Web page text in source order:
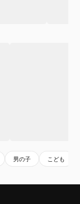
男の子 こども